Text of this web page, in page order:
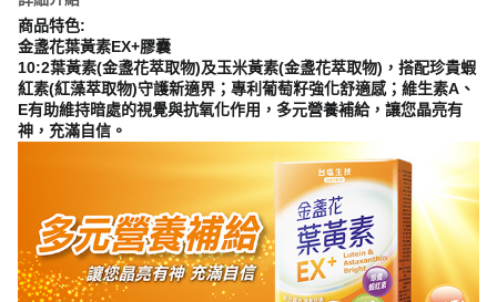
商品特色:
金盞花葉黃素EX+膠囊
10:2葉黃素(金盞花萃取物)及玉米黃素(金盞花萃取物)，搭配珍貴蝦
紅素(紅藻萃取物)守護新適界；專利葡萄籽強化舒適感；維生素A、
E有助維持暗處的視覺與抗氧化作用，多元營養補給，讓您晶亮有
神，充滿自信。